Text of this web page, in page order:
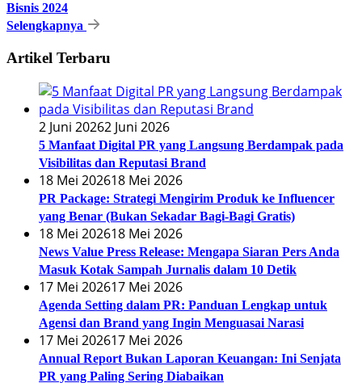
Bisnis 2024
Selengkapnya
Artikel Terbaru
2 Juni 20262 Juni 2026
5 Manfaat Digital PR yang Langsung Berdampak pada
Visibilitas dan Reputasi Brand
18 Mei 202618 Mei 2026
PR Package: Strategi Mengirim Produk ke Influencer
yang Benar (Bukan Sekadar Bagi-Bagi Gratis)
18 Mei 202618 Mei 2026
News Value Press Release: Mengapa Siaran Pers Anda
Masuk Kotak Sampah Jurnalis dalam 10 Detik
17 Mei 202617 Mei 2026
Agenda Setting dalam PR: Panduan Lengkap untuk
Agensi dan Brand yang Ingin Menguasai Narasi
17 Mei 202617 Mei 2026
Annual Report Bukan Laporan Keuangan: Ini Senjata
PR yang Paling Sering Diabaikan